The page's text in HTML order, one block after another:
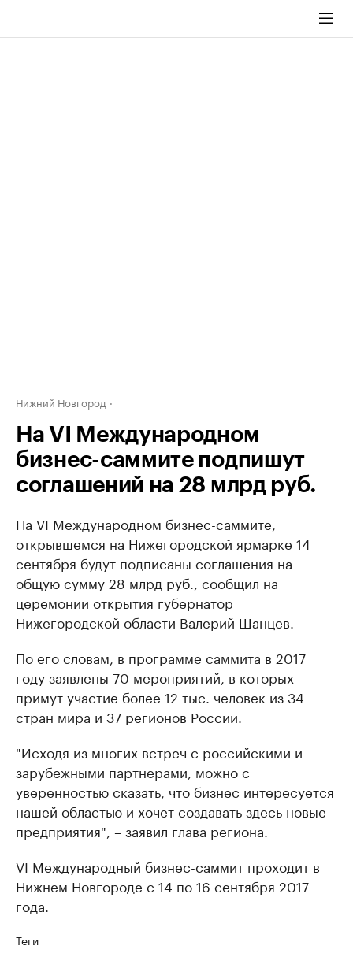
Нижний Новгород
На VI Международном
бизнес-саммите подпишут
соглашений на 28 млрд руб.
На VI Международном бизнес-саммите,
открывшемся на Нижегородской ярмарке 14
сентября будут подписаны соглашения на
общую сумму 28 млрд руб., сообщил на
церемонии открытия губернатор
Нижегородской области Валерий Шанцев.
По его словам, в программе саммита в 2017
году заявлены 70 мероприятий, в которых
примут участие более 12 тыс. человек из 34
стран мира и 37 регионов России.
"Исходя из многих встреч с российскими и
зарубежными партнерами, можно с
уверенностью сказать, что бизнес интересуется
нашей областью и хочет создавать здесь новые
предприятия", – заявил глава региона.
VI Международный бизнес-саммит проходит в
Нижнем Новгороде с 14 по 16 сентября 2017
года.
Теги